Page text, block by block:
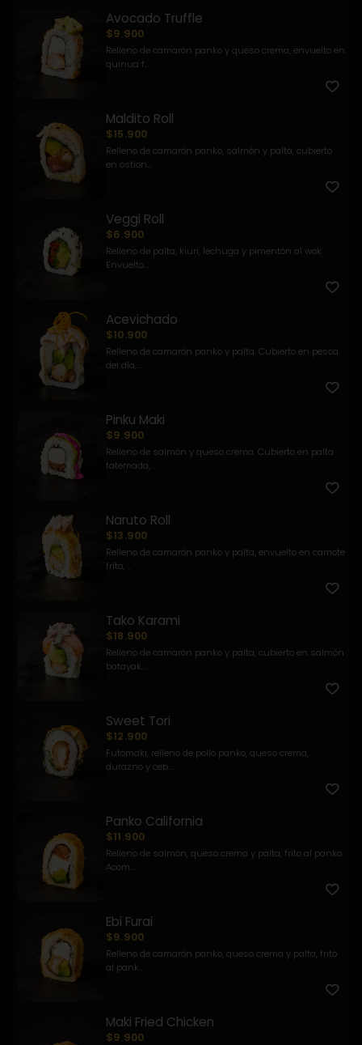
Avocado Truffle
$9.900
Relleno de camarón panko y queso crema, envuelto en
quinua f...
Maldito Roll
$15.900
Relleno de camarón panko, salmón y palta, cubierto
en ostion...
Veggi Roll
$6.900
Relleno de palta, kiuri, lechuga y pimentón al wok.
Envuelto...
Acevichado
$10.900
Relleno de camarón panko y palta. Cubierto en pesca
del día,...
Pinku Maki
$9.900
Relleno de salmón y queso crema. Cubierto en palta
tatemada,...
Naruto Roll
$13.900
Relleno de camarón panko y palta, envuelto en camote
frito, ...
Tako Karami
$18.900
Relleno de camarón panko y palta, cubierto en salmón
batayak...
Sweet Tori
$12.900
Futomaki, relleno de pollo panko, queso crema,
durazno y ceb...
Panko California
$11.900
Relleno de salmón, queso crema y palta, frito al panko.
Acom...
Ebi Furai
$9.900
Relleno de camarón panko, queso crema y palta, frito
al pank...
Maki Fried Chicken
$9.900